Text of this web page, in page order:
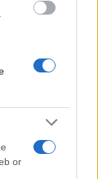
or
2000 /2000